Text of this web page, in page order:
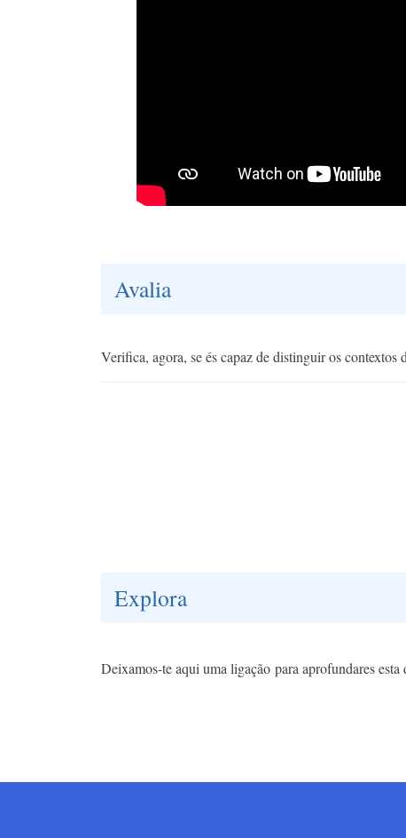
Avalia
Verifica, agora, se és capaz de distinguir os contextos
Explora
Deixamos-te aqui uma ligação para aprofundares esta